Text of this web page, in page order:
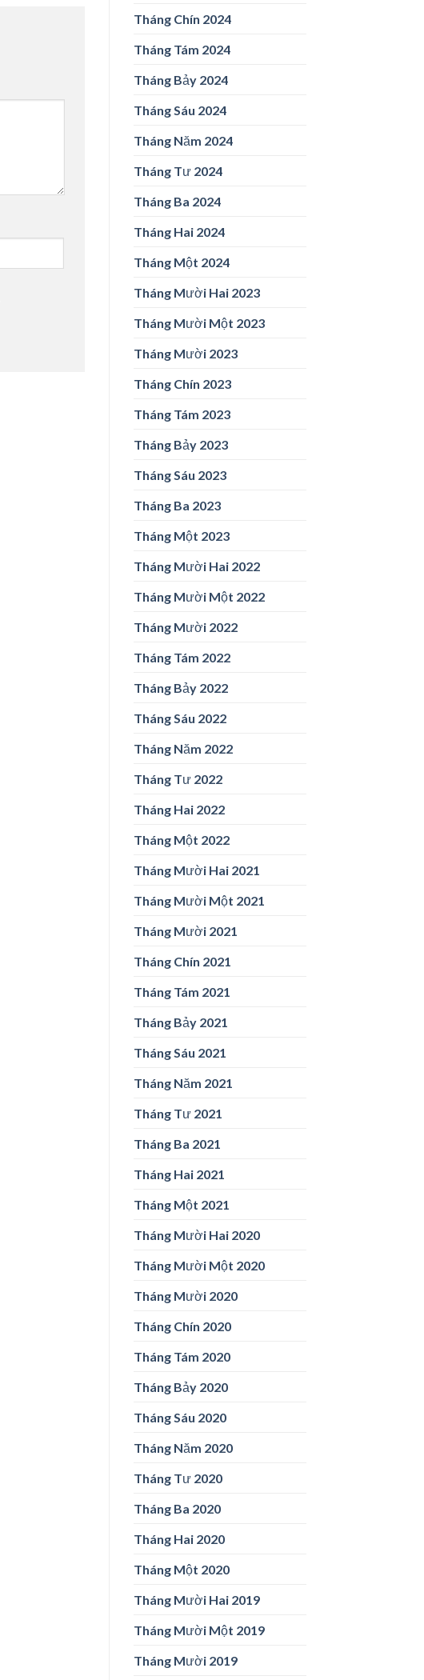
Tháng Chín 2024
Tháng Tám 2024
Tháng Bảy 2024
Tháng Sáu 2024
Tháng Năm 2024
Tháng Tư 2024
Tháng Ba 2024
Tháng Hai 2024
Tháng Một 2024
Tháng Mười Hai 2023
Tháng Mười Một 2023
Tháng Mười 2023
Tháng Chín 2023
Tháng Tám 2023
Tháng Bảy 2023
Tháng Sáu 2023
Tháng Ba 2023
Tháng Một 2023
Tháng Mười Hai 2022
Tháng Mười Một 2022
Tháng Mười 2022
Tháng Tám 2022
Tháng Bảy 2022
Tháng Sáu 2022
Tháng Năm 2022
Tháng Tư 2022
Tháng Hai 2022
Tháng Một 2022
Tháng Mười Hai 2021
Tháng Mười Một 2021
Tháng Mười 2021
Tháng Chín 2021
Tháng Tám 2021
Tháng Bảy 2021
Tháng Sáu 2021
Tháng Năm 2021
Tháng Tư 2021
Tháng Ba 2021
Tháng Hai 2021
Tháng Một 2021
Tháng Mười Hai 2020
Tháng Mười Một 2020
Tháng Mười 2020
Tháng Chín 2020
Tháng Tám 2020
Tháng Bảy 2020
Tháng Sáu 2020
Tháng Năm 2020
Tháng Tư 2020
Tháng Ba 2020
Tháng Hai 2020
Tháng Một 2020
Tháng Mười Hai 2019
Tháng Mười Một 2019
Tháng Mười 2019